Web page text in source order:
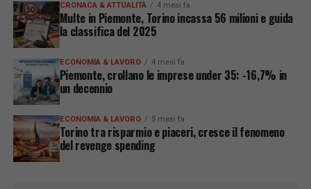
CRONACA & ATTUALITÀ 4 mesi fa
Multe in Piemonte, Torino incassa 56 milioni e guida
la classifica del 2025
ECONOMIA & LAVORO 4 mesi fa
Piemonte, crollano le imprese under 35: -16,7% in
un decennio
ECONOMIA & LAVORO 5 mesi fa
Torino tra risparmio e piaceri, cresce il fenomeno
del revenge spending